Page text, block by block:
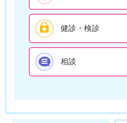
健診・検診
相談